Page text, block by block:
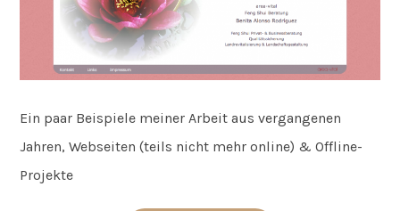
Ein paar Beispiele meiner Arbeit aus vergangenen
Jahren, Webseiten (teils nicht mehr online) & Offline-
Projekte